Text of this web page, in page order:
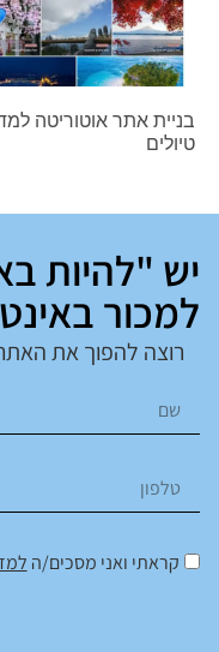
בניית אתר אוטוריטה
טיולים
יש "להיות
למכור
רוצה להפוך את
קראתי ואני מסכים/ה